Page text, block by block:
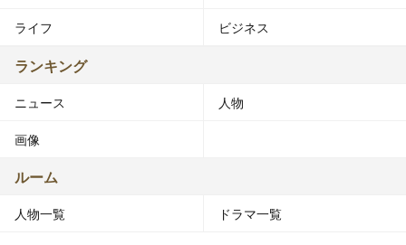
ライフ ビジネス
ランキング
ニュース 人物
画像
ルーム
人物一覧 ドラマ一覧